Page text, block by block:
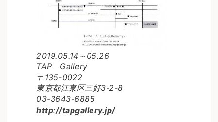
2019.05.14～05.26
TAP Gallery
〒135-0022
東京都江東区三好3-2-8
03-3643-6885
http://tapgallery.jp/